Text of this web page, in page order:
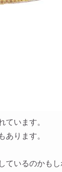
ています。
あります。
ているのかもし